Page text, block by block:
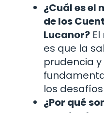
¿Cuál es el
de los
Lucanor?
es que la
prudencia
los
¿Por qué